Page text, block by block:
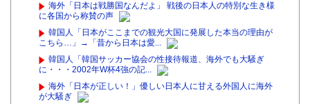
海外「日本は戦勝国なんだよ」 戦後の日本人の特別な生き様
に各国から称賛の声
韓国人「日本がここまでの観光大国に発展した本当の理由が
こちら…」→「昔から日本は愛...
韓国人「韓国サッカー協会の性接待報道、海外でも大騒ぎ
に・・・2002年W杯4強の記...
海外「日本が正しい！」優しい日本人に甘える外国人に海外
が大騒ぎ